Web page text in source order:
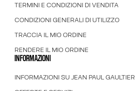
TERMINI E CONDIZIONI DI VENDITA
CONDIZIONI GENERALI DI UTILIZZO
TRACCIA IL MIO ORDINE
RENDERE IL MIO ORDINE
INFORMAZIONI
INFORMAZIONI SU JEAN PAUL GAULTIER